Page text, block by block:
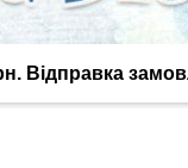
Відправка